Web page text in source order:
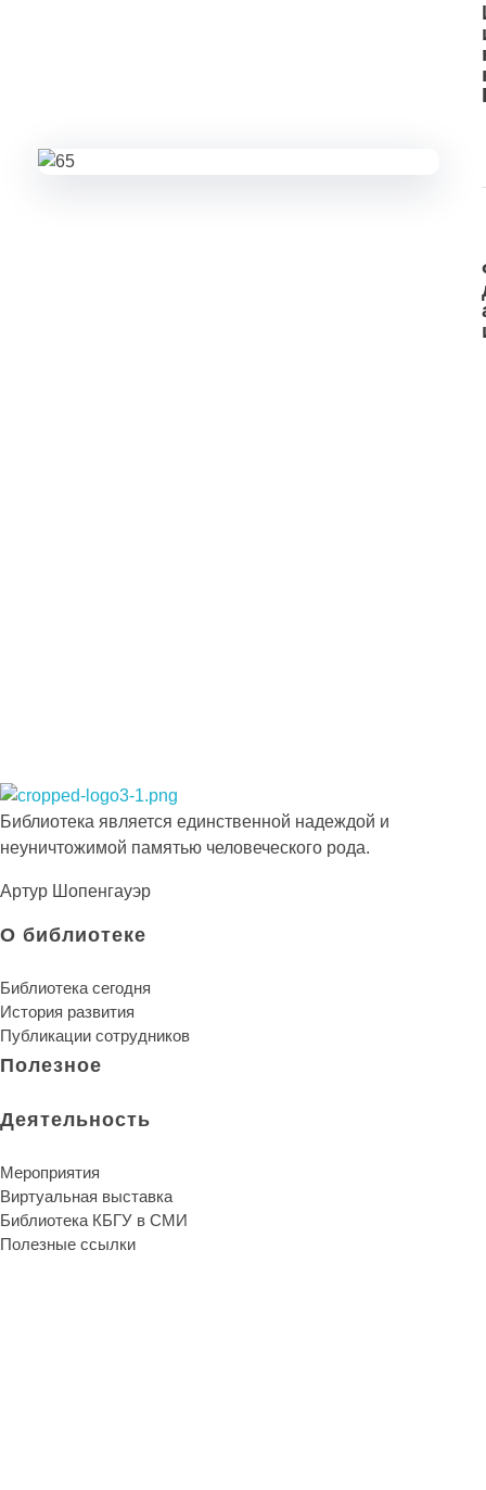
Библиотека КБГУ
Библиотека КБГУ
Библиотека является единственной надеждой и
неуничтожимой памятью человеческого рода.
Артур Шопенгауэр
О библиотеке
Библиотека сегодня
История развития
Публикации сотрудников
Полезное
Деятельность
Мероприятия
Виртуальная выставка
Библиотека КБГУ в СМИ
Полезные ссылки